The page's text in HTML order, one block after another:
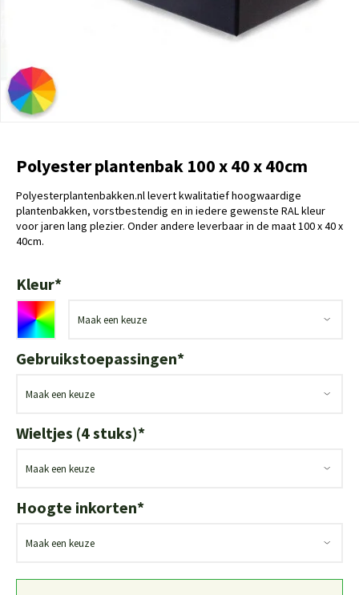
Polyester plantenbak 100 x 40 x 40cm
Polyesterplantenbakken.nl levert kwalitatief hoogwaardige
plantenbakken, vorstbestendig en in iedere gewenste RAL kleur
voor jaren lang plezier. Onder andere leverbaar in de maat 100 x 40 x
40cm.
Kleur*
Gebruikstoepassingen*
Wieltjes (4 stuks)*
Hoogte inkorten*